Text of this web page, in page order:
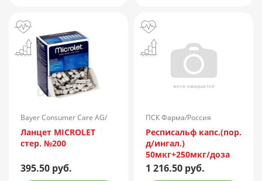
Bayer Consumer Care AG/
Германия
Ланцет MICROLET
стер. №200
395.50 руб.
ПСК Фарма/Россия
Респисальф капс.(пор.
д/ингал.)
50мкг+250мкг/доза
№60
1 216.50 руб.